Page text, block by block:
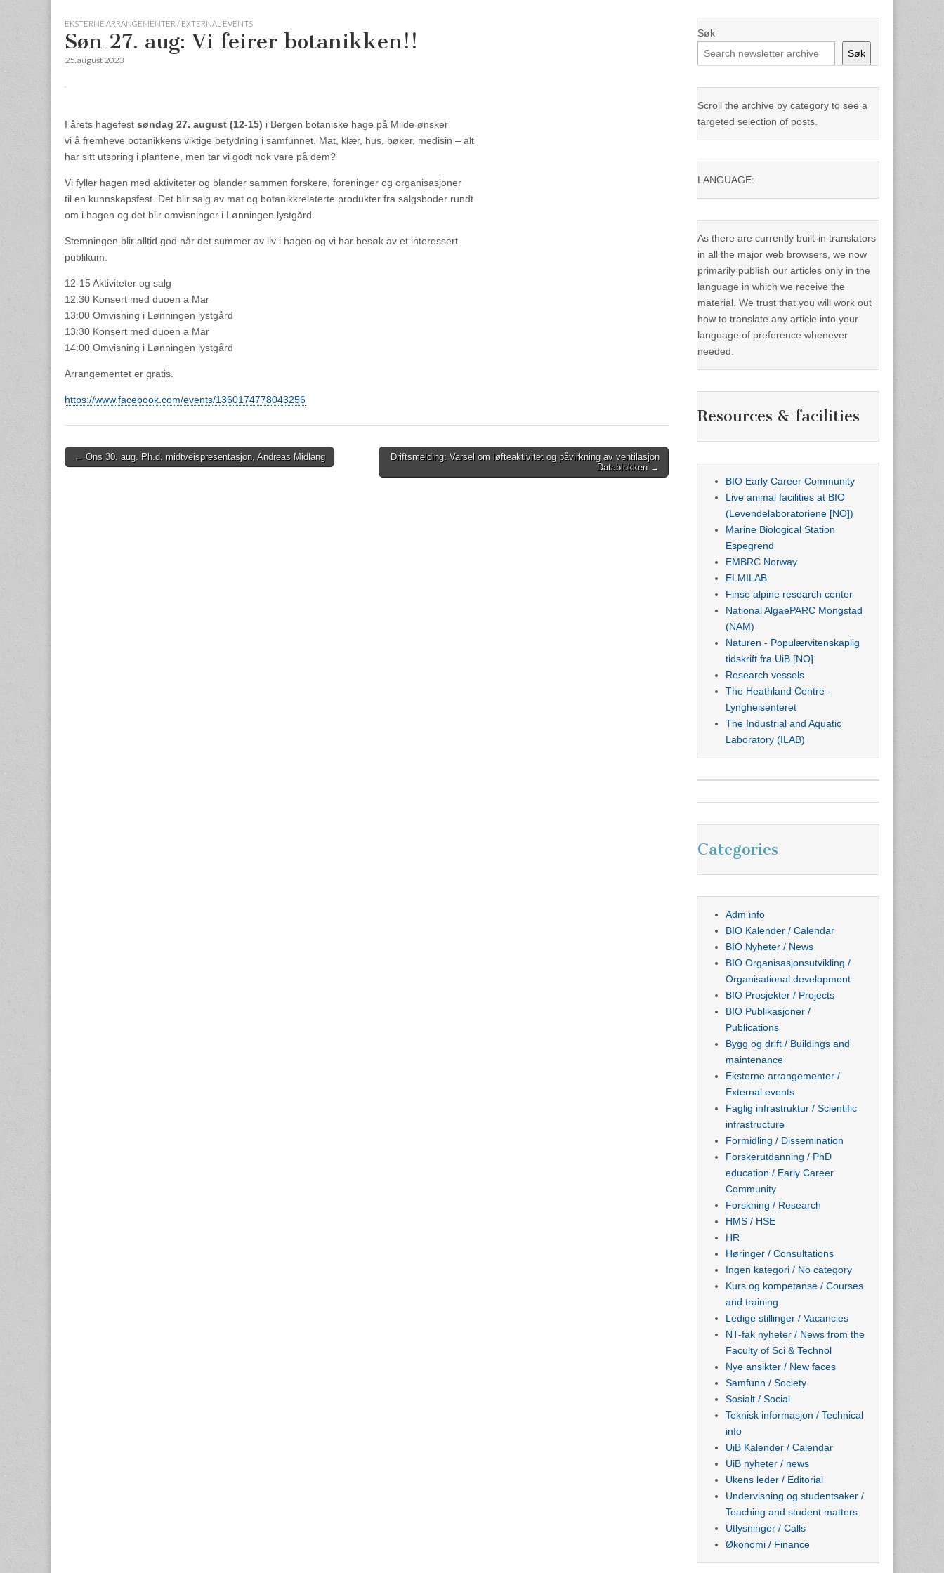
EKSTERNE ARRANGEMENTER / EXTERNAL EVENTS
Søn 27. aug: Vi feirer botanikken!!
25. august 2023
I årets hagefest søndag 27. august (12-15) i Bergen botaniske hage på Milde ønsker
vi å fremheve botanikkens viktige betydning i samfunnet. Mat, klær, hus, bøker, medisin – alt
har sitt utspring i plantene, men tar vi godt nok vare på dem?
Vi fyller hagen med aktiviteter og blander sammen forskere, foreninger og organisasjoner
til en kunnskapsfest. Det blir salg av mat og botanikkrelaterte produkter fra salgsboder rundt
om i hagen og det blir omvisninger i Lønningen lystgård.
Stemningen blir alltid god når det summer av liv i hagen og vi har besøk av et interessert
publikum.
12-15 Aktiviteter og salg
12:30 Konsert med duoen a Mar
13:00 Omvisning i Lønningen lystgård
13:30 Konsert med duoen a Mar
14:00 Omvisning i Lønningen lystgård
Arrangementet er gratis.
https://www.facebook.com/events/1360174778043256
Post
← Ons 30. aug. Ph.d. midtveispresentasjon, Andreas Midlang
Driftsmelding: Varsel om løfteaktivitet og påvirkning av ventilasjon
Datablokken →
Søk
Søk
Scroll the archive by category to see a
targeted selection of posts.
LANGUAGE:
As there are currently built-in translators
in all the major web browsers, we now
primarily publish our articles only in the
language in which we receive the
material. We trust that you will work out
how to translate any article into your
language of preference whenever
needed.
Resources & facilities
BIO Early Career Community
Live animal facilities at BIO
(Levendelaboratoriene [NO])
Marine Biological Station
Espegrend
EMBRC Norway
ELMILAB
Finse alpine research center
National AlgaePARC Mongstad
(NAM)
Naturen - Populærvitenskaplig
tidskrift fra UiB [NO]
Research vessels
The Heathland Centre -
Lyngheisenteret
The Industrial and Aquatic
Laboratory (ILAB)
Categories
Adm info
BIO Kalender / Calendar
BIO Nyheter / News
BIO Organisasjonsutvikling /
Organisational development
BIO Prosjekter / Projects
BIO Publikasjoner /
Publications
Bygg og drift / Buildings and
maintenance
Eksterne arrangementer /
External events
Faglig infrastruktur / Scientific
infrastructure
Formidling / Dissemination
Forskerutdanning / PhD
education / Early Career
Community
Forskning / Research
HMS / HSE
HR
Høringer / Consultations
Ingen kategori / No category
Kurs og kompetanse / Courses
and training
Ledige stillinger / Vacancies
NT-fak nyheter / News from the
Faculty of Sci & Technol
Nye ansikter / New faces
Samfunn / Society
Sosialt / Social
Teknisk informasjon / Technical
info
UiB Kalender / Calendar
UiB nyheter / news
Ukens leder / Editorial
Undervisning og studentsaker /
Teaching and student matters
Utlysninger / Calls
Økonomi / Finance